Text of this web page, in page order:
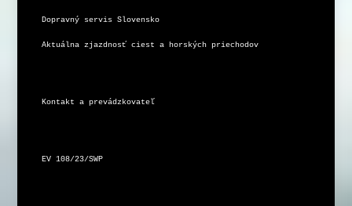
Dopravný servis Slovensko
Aktuálna zjazdnosť ciest a horských priechodov
Kontakt a prevádzkovateľ
EV 108/23/SWP